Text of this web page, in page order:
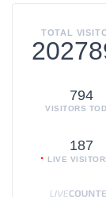
TOTAL
794
VISITORS
187
LIVE